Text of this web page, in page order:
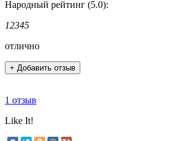
Народный рейтинг (5.0):
12345
отлично
+ Добавить отзыв
1 отзыв
Like It!